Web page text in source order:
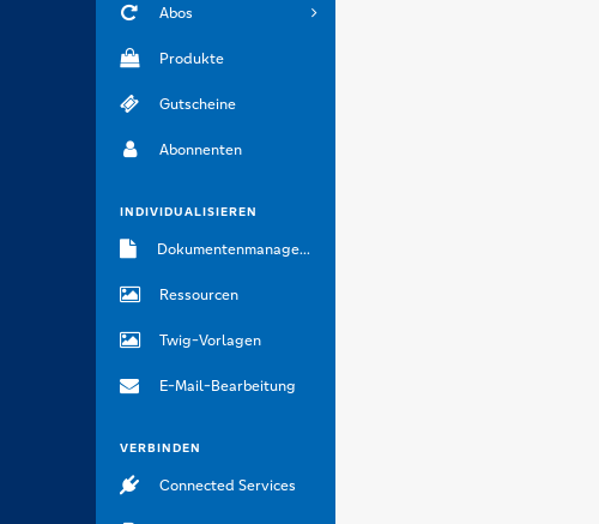
Abos
Produkte
Gutscheine
Abonnenten
INDIVIDUALISIEREN
Dokumentenmanagement
Ressourcen
Twig-Vorlagen
E-Mail-Bearbeitung
VERBINDEN
Connected Services